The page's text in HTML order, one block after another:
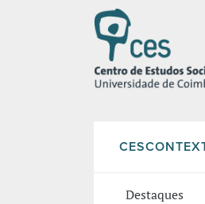
Destaques